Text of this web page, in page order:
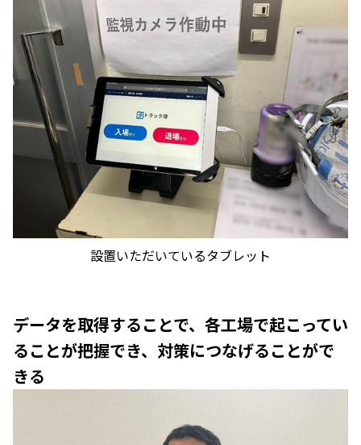
設置いただいているタブレット
データを取得することで、各工場で起こってい
ることが把握でき、対策につなげることがで
きる